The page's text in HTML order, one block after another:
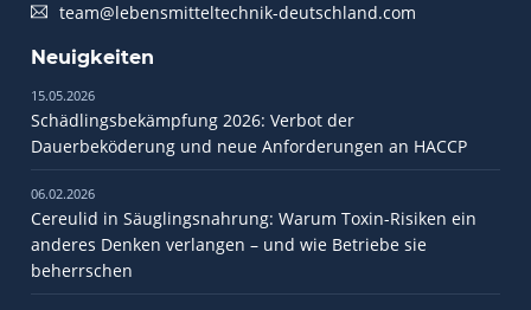
team@lebensmitteltechnik-deutschland.com
Neuigkeiten
15.05.2026
Schädlingsbekämpfung 2026: Verbot der
Dauerbeköderung und neue Anforderungen an HACCP
06.02.2026
Cereulid in Säuglingsnahrung: Warum Toxin-Risiken ein
anderes Denken verlangen – und wie Betriebe sie
beherrschen